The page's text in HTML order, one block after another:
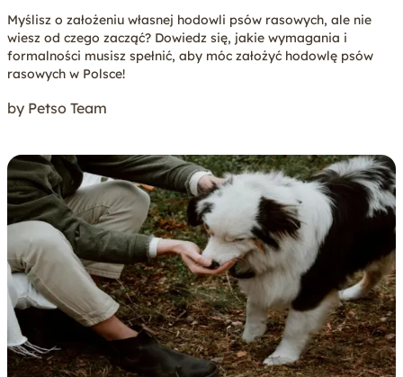
Poradnik krok po kroku
Myślisz o założeniu własnej hodowli psów rasowych, ale nie
wiesz od czego zacząć? Dowiedz się, jakie wymagania i
formalności musisz spełnić, aby móc założyć hodowlę psów
rasowych w Polsce!
by Petso Team